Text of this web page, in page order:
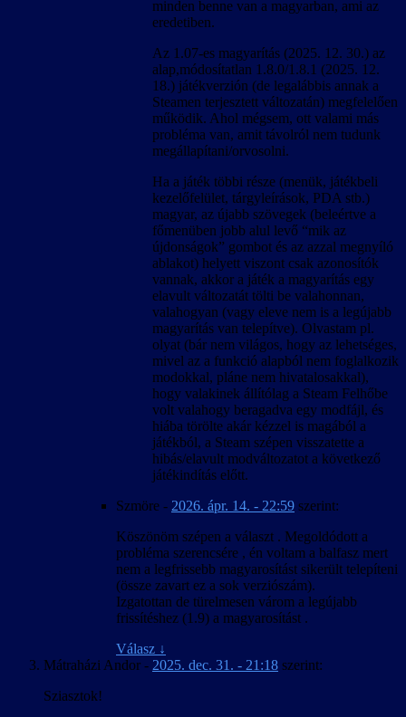
minden benne van a magyarban, ami az
eredetiben.
Az 1.07-es magyarítás (2025. 12. 30.) az
alap,módosítatlan 1.8.0/1.8.1 (2025. 12.
18.) játékverzión (de legalábbis annak a
Steamen terjesztett változatán) megfelelően
működik. Ahol mégsem, ott valami más
probléma van, amit távolról nem tudunk
megállapítani/orvosolni.
Ha a játék többi része (menük, játékbeli
kezelőfelület, tárgyleírások, PDA stb.)
magyar, az újabb szövegek (beleértve a
főmenüben jobb alul levő “mik az
újdonságok” gombot és az azzal megnyíló
ablakot) helyett viszont csak azonosítók
vannak, akkor a játék a magyarítás egy
elavult változatát tölti be valahonnan,
valahogyan (vagy eleve nem is a legújabb
magyarítás van telepítve). Olvastam pl.
olyat (bár nem világos, hogy az lehetséges,
mivel az a funkció alapból nem foglalkozik
modokkal, pláne nem hivatalosakkal),
hogy valakinek állítólag a Steam Felhőbe
volt valahogy beragadva egy modfájl, és
hiába törölte akár kézzel is magából a
játékból, a Steam szépen visszatette a
hibás/elavult modváltozatot a következő
játékindítás előtt.
Szmöre - 2026. ápr. 14. - 22:59 szerint:
Köszönöm szépen a választ . Megoldódott a
probléma szerencsére , én voltam a balfasz mert
nem a legfrissebb magyarosítást sikerült telepíteni
(össze zavart ez a sok verziószám).
Izgatottan de türelmesen várom a legújabb
frissítéshez (1.9) a magyarosítást .
Válasz ↓
Mátraházi Andor - 2025. dec. 31. - 21:18 szerint:
Sziasztok!